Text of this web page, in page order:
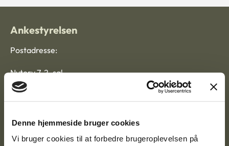
Denne hjemmeside bruger cookies
Vi bruger cookies til at forbedre brugeroplevelsen på
Ankestyrelsen
Postadresse:
Nytorv 7, 2. sal
9000 Aalborg
Ankestyrelsen Aalborg